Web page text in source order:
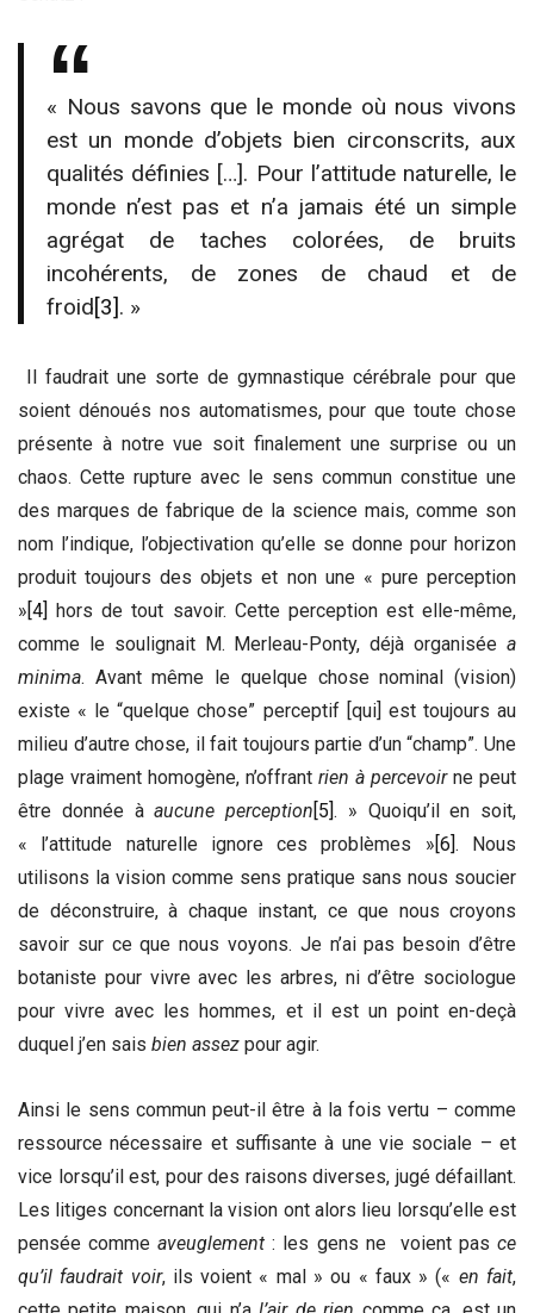
« Nous savons que le monde où nous vivons
est un monde d’objets bien circonscrits, aux
qualités définies […]. Pour l’attitude naturelle, le
monde n’est pas et n’a jamais été un simple
agrégat de taches colorées, de bruits
incohérents, de zones de chaud et de
froid[3]. »
Il faudrait une sorte de gymnastique cérébrale pour que
soient dénoués nos automatismes, pour que toute chose
présente à notre vue soit finalement une surprise ou un
chaos. Cette rupture avec le sens commun constitue une
des marques de fabrique de la science mais, comme son
nom l’indique, l’objectivation qu’elle se donne pour horizon
produit toujours des objets et non une « pure perception
»[4] hors de tout savoir. Cette perception est elle-même,
comme le soulignait M. Merleau-Ponty, déjà organisée a
minima. Avant même le quelque chose nominal (vision)
existe « le “quelque chose” perceptif [qui] est toujours au
milieu d’autre chose, il fait toujours partie d’un “champ”. Une
plage vraiment homogène, n’offrant rien à percevoirne peut
être donnée àaucune perception[5]. » Quoiqu’il en soit,
« l’attitude naturelle ignore ces problèmes »[6]. Nous
utilisons la vision comme sens pratique sans nous soucier
de déconstruire, à chaque instant, ce que nous croyons
savoir sur ce que nous voyons. Je n’ai pas besoin d’être
botaniste pour vivre avec les arbres, ni d’être sociologue
pour vivre avec les hommes, et il est un point en-deçà
duquel j’en sais bien assez pour agir.
Ainsi le sens commun peut-il être à la fois vertu – comme
ressource nécessaire et suffisante à une vie sociale – et
vice lorsqu’il est, pour des raisons diverses, jugé défaillant.
Les litiges concernant la vision ont alors lieu lorsqu’elle est
pensée commeaveuglement : les gens ne voient pasce
qu’il faudrait voir, ils voient « mal » ou « faux » (« en fait,